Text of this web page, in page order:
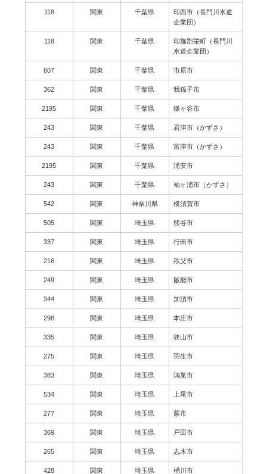
118 関東 千葉県
印西市（長門川水道
企業団）
118 関東 千葉県
印旛郡栄町（長門川
水道企業団）
607 関東 千葉県 市原市
362 関東 千葉県 我孫子市
2195 関東 千葉県 鎌ヶ谷市
243 関東 千葉県 君津市（かずさ）
243 関東 千葉県 富津市（かずさ）
2195 関東 千葉県 浦安市
243 関東 千葉県 袖ヶ浦市（かずさ）
542 関東 神奈川県 横須賀市
505 関東 埼玉県 熊谷市
337 関東 埼玉県 行田市
216 関東 埼玉県 秩父市
249 関東 埼玉県 飯能市
344 関東 埼玉県 加須市
298 関東 埼玉県 本庄市
335 関東 埼玉県 狭山市
275 関東 埼玉県 羽生市
383 関東 埼玉県 鴻巣市
534 関東 埼玉県 上尾市
277 関東 埼玉県 蕨市
369 関東 埼玉県 戸田市
265 関東 埼玉県 志木市
428 関東 埼玉県 桶川市